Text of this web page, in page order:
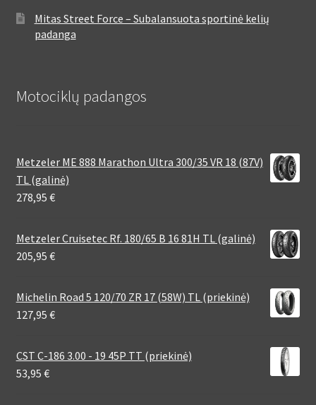
Mitas Street Force – Subalansuota sportinė kelių
padanga
Motociklų padangos
Metzeler ME 888 Marathon Ultra 300/35 VR 18 (87V)
TL (galinė)
278,95 €
Metzeler Cruisetec Rf. 180/65 B 16 81H TL (galinė)
205,95 €
Michelin Road 5 120/70 ZR 17 (58W) TL (priekinė)
127,95 €
CST C-186 3.00 - 19 45P TT (priekinė)
53,95 €